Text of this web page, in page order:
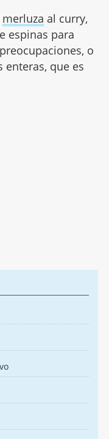
merluza al curry,
espinas para
o
enteras, que es